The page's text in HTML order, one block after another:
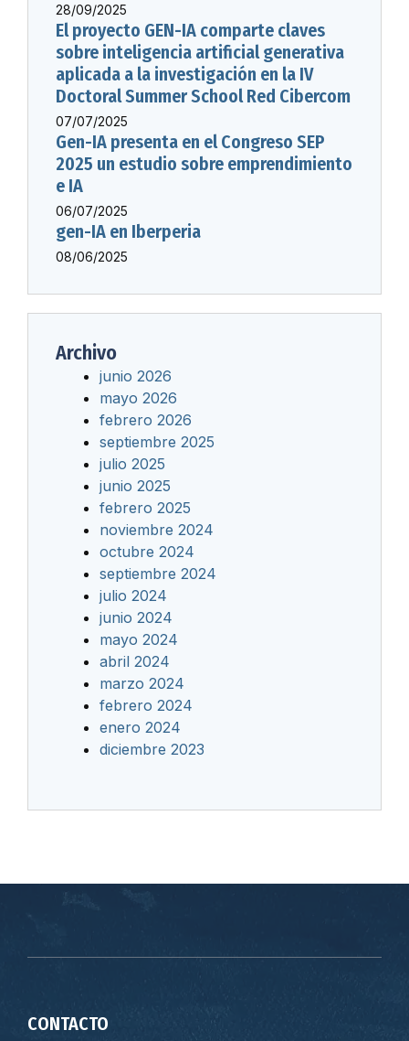
28/09/2025
El proyecto GEN-IA comparte claves
sobre inteligencia artificial generativa
aplicada a la investigación en la IV
Doctoral Summer School Red Cibercom
07/07/2025
Gen-IA presenta en el Congreso SEP
2025 un estudio sobre emprendimiento
e IA
06/07/2025
gen-IA en Iberperia
08/06/2025
Archivo
junio 2026
mayo 2026
febrero 2026
septiembre 2025
julio 2025
junio 2025
febrero 2025
noviembre 2024
octubre 2024
septiembre 2024
julio 2024
junio 2024
mayo 2024
abril 2024
marzo 2024
febrero 2024
enero 2024
diciembre 2023
CONTACTO